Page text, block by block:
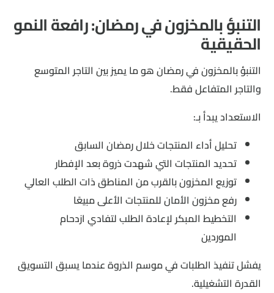
التنبؤ بالمخزون في رمضان: رافعة النمو
الحقيقية
التنبؤ بالمخزون في رمضان هو ما يميز بين التاجر المتوسع
والتاجر المتفاعل فقط.
الاستعداد يبدأ بـ:
تحليل أداء المنتجات خلال رمضان السابق
تحديد المنتجات التي شهدت ذروة بعد الإفطار
توزيع المخزون بالقرب من المناطق ذات الطلب العالي
رفع مخزون الأمان للمنتجات الأعلى مبيعًا
التخطيط المبكر لإعادة الطلب لتفادي ازدحام
الموردين
يفشل تنفيذ الطلبات في موسم الذروة عندما يسبق التسويق
القدرة التشغيلية.